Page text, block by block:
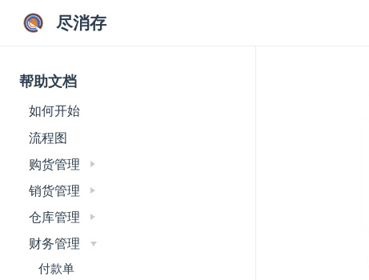
尽消存
帮助文档
如何开始
流程图
购货管理
销货管理
仓库管理
财务管理
付款单